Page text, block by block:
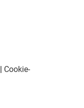
| Cookie-